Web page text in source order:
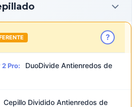
?
Pro:
DuoDivide Antienredos de
Cepillo Dividido Antienredos de